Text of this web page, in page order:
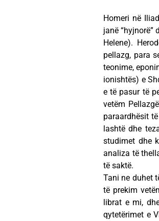
Homeri në
janë “hyjnorë”
Helene).
pellazg, para
teonime,
ionishtës) e
e të pasur të
vetëm
paraardhësit
lashtë dhe
studimet dhe
analiza të
të saktë.
Tani ne duhet
të prekim
librat e mi,
qytetërimet e